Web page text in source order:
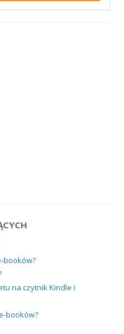
booków?
na czytnik Kindle i
booków?